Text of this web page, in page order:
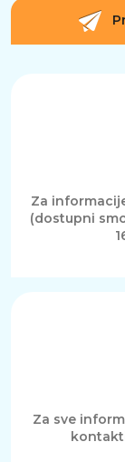
Za
(dostupni
Za sve